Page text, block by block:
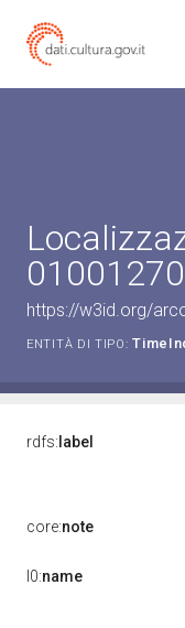
https://w3id.org/
ENTITÀ DI TIPO:
rdfs: label
core:note
l0:name